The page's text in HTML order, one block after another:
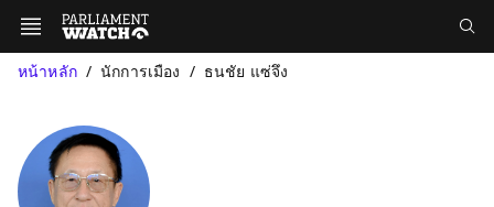
หน้าหลัก นักการเมือง ธนชัย แซ่จึง